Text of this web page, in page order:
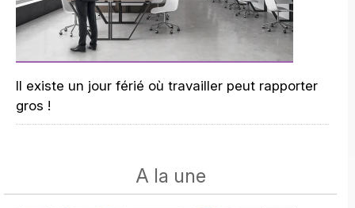
Il existe un jour férié où travailler peut rapporter
gros !
A la une